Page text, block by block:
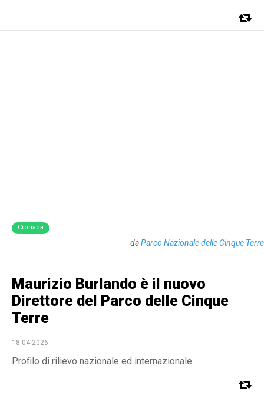
Cronaca
daParco Nazionale delle Cinque Terre
Maurizio Burlando è il nuovo
Direttore del Parco delle Cinque
Terre
18-04-2026
Profilo di rilievo nazionale ed internazionale.